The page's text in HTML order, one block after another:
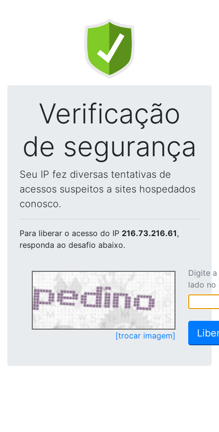
Verificação
de segurança
Seu IP fez diversas tentativas de
acessos suspeitos a sites hospedados
conosco.
Para liberar o acesso do IP 216.73.216.61,
responda ao desafio abaixo.
[trocar imagem]
Digite
lado no